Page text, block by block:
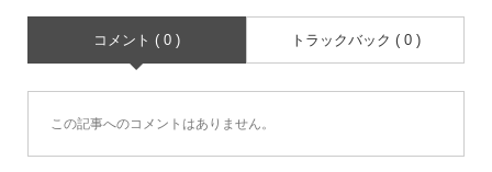
コメント ( 0 ) トラックバック ( 0 )
この記事へのコメントはありません。